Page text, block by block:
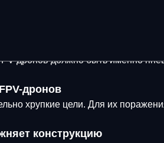
дронов должно быть именно
дронов
хрупкие цели. Для их
конструкцию